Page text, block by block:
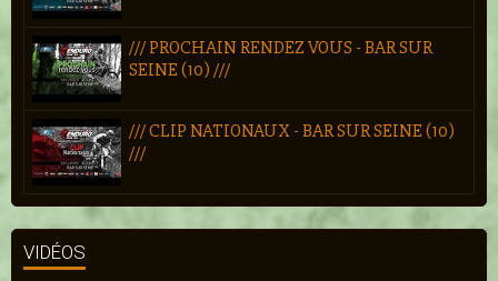
/// PROCHAIN RENDEZ VOUS - BAR SUR
SEINE (10) ///
/// CLIP NATIONAUX - BAR SUR SEINE (10)
///
VIDÉOS